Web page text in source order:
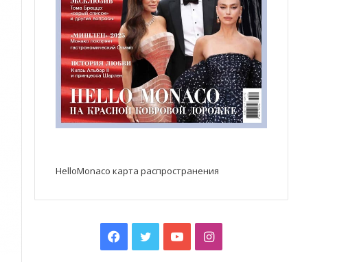
HelloMonaco карта распространения
Facebook
TwitterYouTubeInstagram